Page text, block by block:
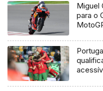
Miguel
para o